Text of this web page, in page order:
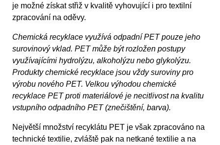
je možné získat střiž v kvalitě vyhovující i pro textilní
zpracování na oděvy.
Chemická recyklace využívá odpadní PET pouze jeho
surovinový vklad. PET může být rozložen postupy
využívajícími hydrolýzu, alkoholýzu nebo glykolýzu.
Produkty chemické recyklace jsou vždy suroviny pro
výrobu nového PET. Velkou výhodou chemické
recyklace PET proti materiálové je necitlivost na kvalitu
vstupního odpadního PET (znečištění, barva).
Největší množství recyklátu PET je však zpracováno na
technické textilie, zvláště pak na netkané textilie a na